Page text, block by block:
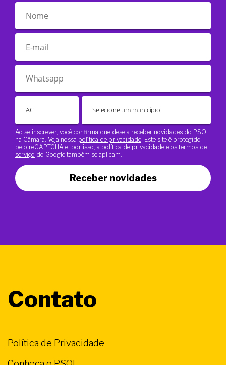
Ao se inscrever, você confirma que deseja receber novidades do PSOL
na Câmara. Veja nossa política de privacidade . Este site é protegido
pelo reCAPTCHA e, por isso, a política de privacidade e os termos de
serviço do Google também se aplicam.
Receber novidades
Contato
Política de Privacidade